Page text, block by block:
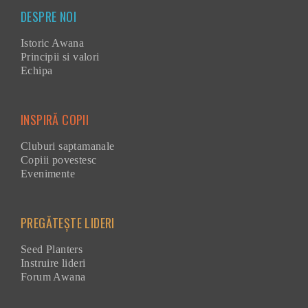
DESPRE NOI
Istoric Awana
Principii si valori
Echipa
INSPIRĂ COPII
Cluburi saptamanale
Copiii povestesc
Evenimente
PREGĂTEȘTE LIDERI
Seed Planters
Instruire lideri
Forum Awana